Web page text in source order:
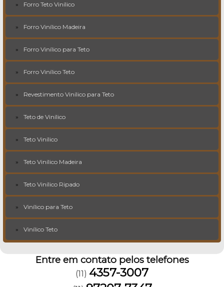
Forro Teto Vinílico
Forro Vinílico Madeira
Forro Vinílico para Teto
Forro Vinílico Teto
Revestimento Vinílico para Teto
Teto de Vinílico
Teto Vinílico
Teto Vinílico Madeira
Teto Vinílico Ripado
Vinílico para Teto
Vinílico Teto
Entre em contato pelos telefones
(11) 4357-3007